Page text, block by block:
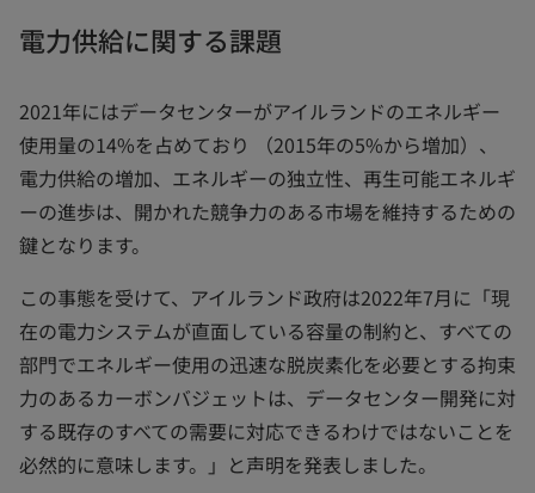
電力供給に関する課題
2021年にはデータセンターがアイルランドのエネルギー
使用量の14%を占めており （2015年の5%から増加）、
電力供給の増加、エネルギーの独立性、再生可能エネルギ
ーの進歩は、開かれた競争力のある市場を維持するための
鍵となります。
この事態を受けて、アイルランド政府は2022年7月に「現
在の電力システムが直面している容量の制約と、すべての
部門でエネルギー使用の迅速な脱炭素化を必要とする拘束
力のあるカーボンバジェットは、データセンター開発に対
する既存のすべての需要に対応できるわけではないことを
必然的に意味します。」と声明を発表しました。